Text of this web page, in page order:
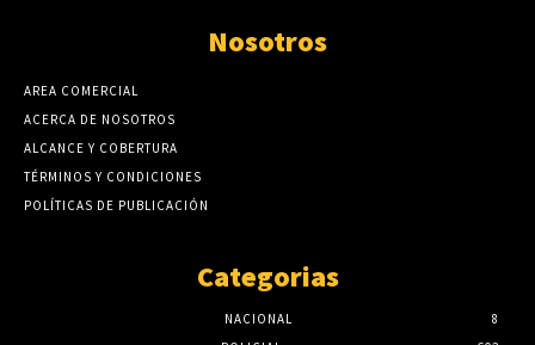
Nosotros
AREA COMERCIAL
ACERCA DE NOSOTROS
ALCANCE Y COBERTURA
TÉRMINOS Y CONDICIONES
POLÍTICAS DE PUBLICACIÓN
Categorias
NACIONAL
8